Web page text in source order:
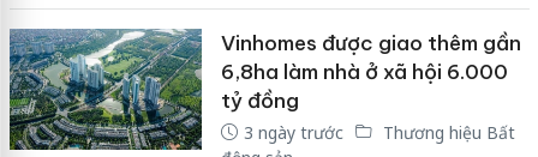
Vinhomes được giao thêm gần
6,8ha làm nhà ở xã hội 6.000
tỷ đồng
3 ngày trước
Thương hiệu Bất